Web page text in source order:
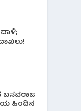
ಬಸವರಾಜ
ಹಿಂದಿನ